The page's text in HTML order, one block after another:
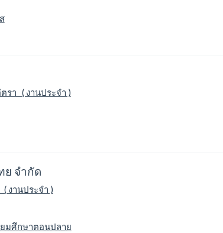
า ( งานประจำ )
ย จำกัด
งานประจำ )
มศึกษาตอนปลาย